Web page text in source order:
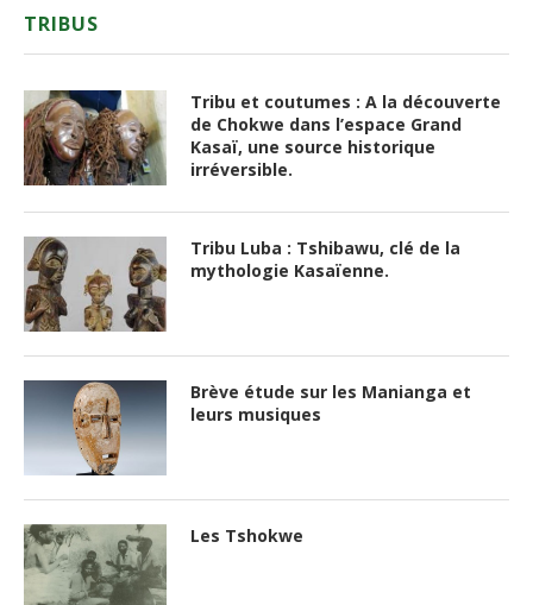
TRIBUS
Tribu et coutumes : A la découverte
de Chokwe dans l’espace Grand
Kasaï, une source historique
irréversible.
Tribu Luba : Tshibawu, clé de la
mythologie Kasaïenne.
Brève étude sur les Manianga et
leurs musiques
Les Tshokwe